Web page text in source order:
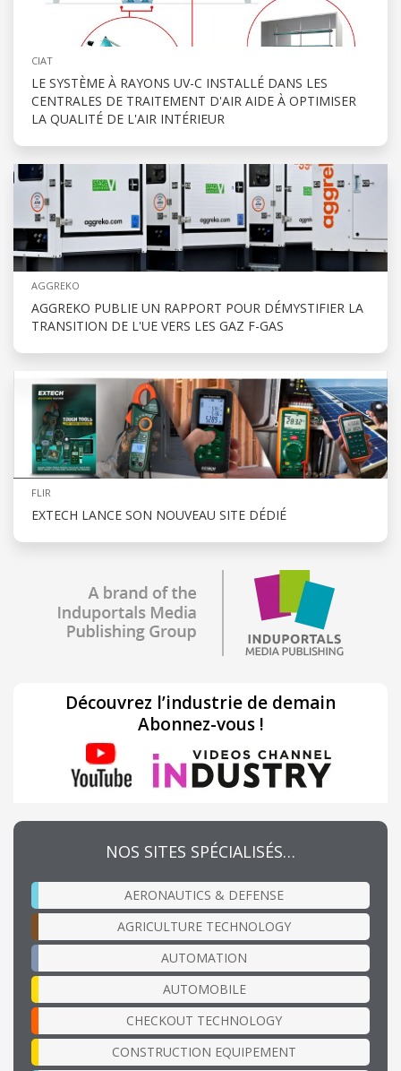
CIAT
LE SYSTÈME À RAYONS UV-C INSTALLÉ DANS LES
CENTRALES DE TRAITEMENT D'AIR AIDE À OPTIMISER
LA QUALITÉ DE L'AIR INTÉRIEUR
AGGREKO
AGGREKO PUBLIE UN RAPPORT POUR DÉMYSTIFIER LA
TRANSITION DE L'UE VERS LES GAZ F-GAS
FLIR
EXTECH LANCE SON NOUVEAU SITE DÉDIÉ
Découvrez l’industrie de demain
Abonnez-vous !
NOS SITES SPÉCIALISÉS…
AERONAUTICS & DEFENSE
AGRICULTURE TECHNOLOGY
AUTOMATION
AUTOMOBILE
CHECKOUT TECHNOLOGY
CONSTRUCTION EQUIPEMENT